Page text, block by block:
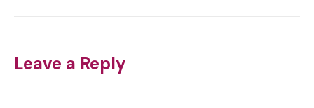
Leave a Reply